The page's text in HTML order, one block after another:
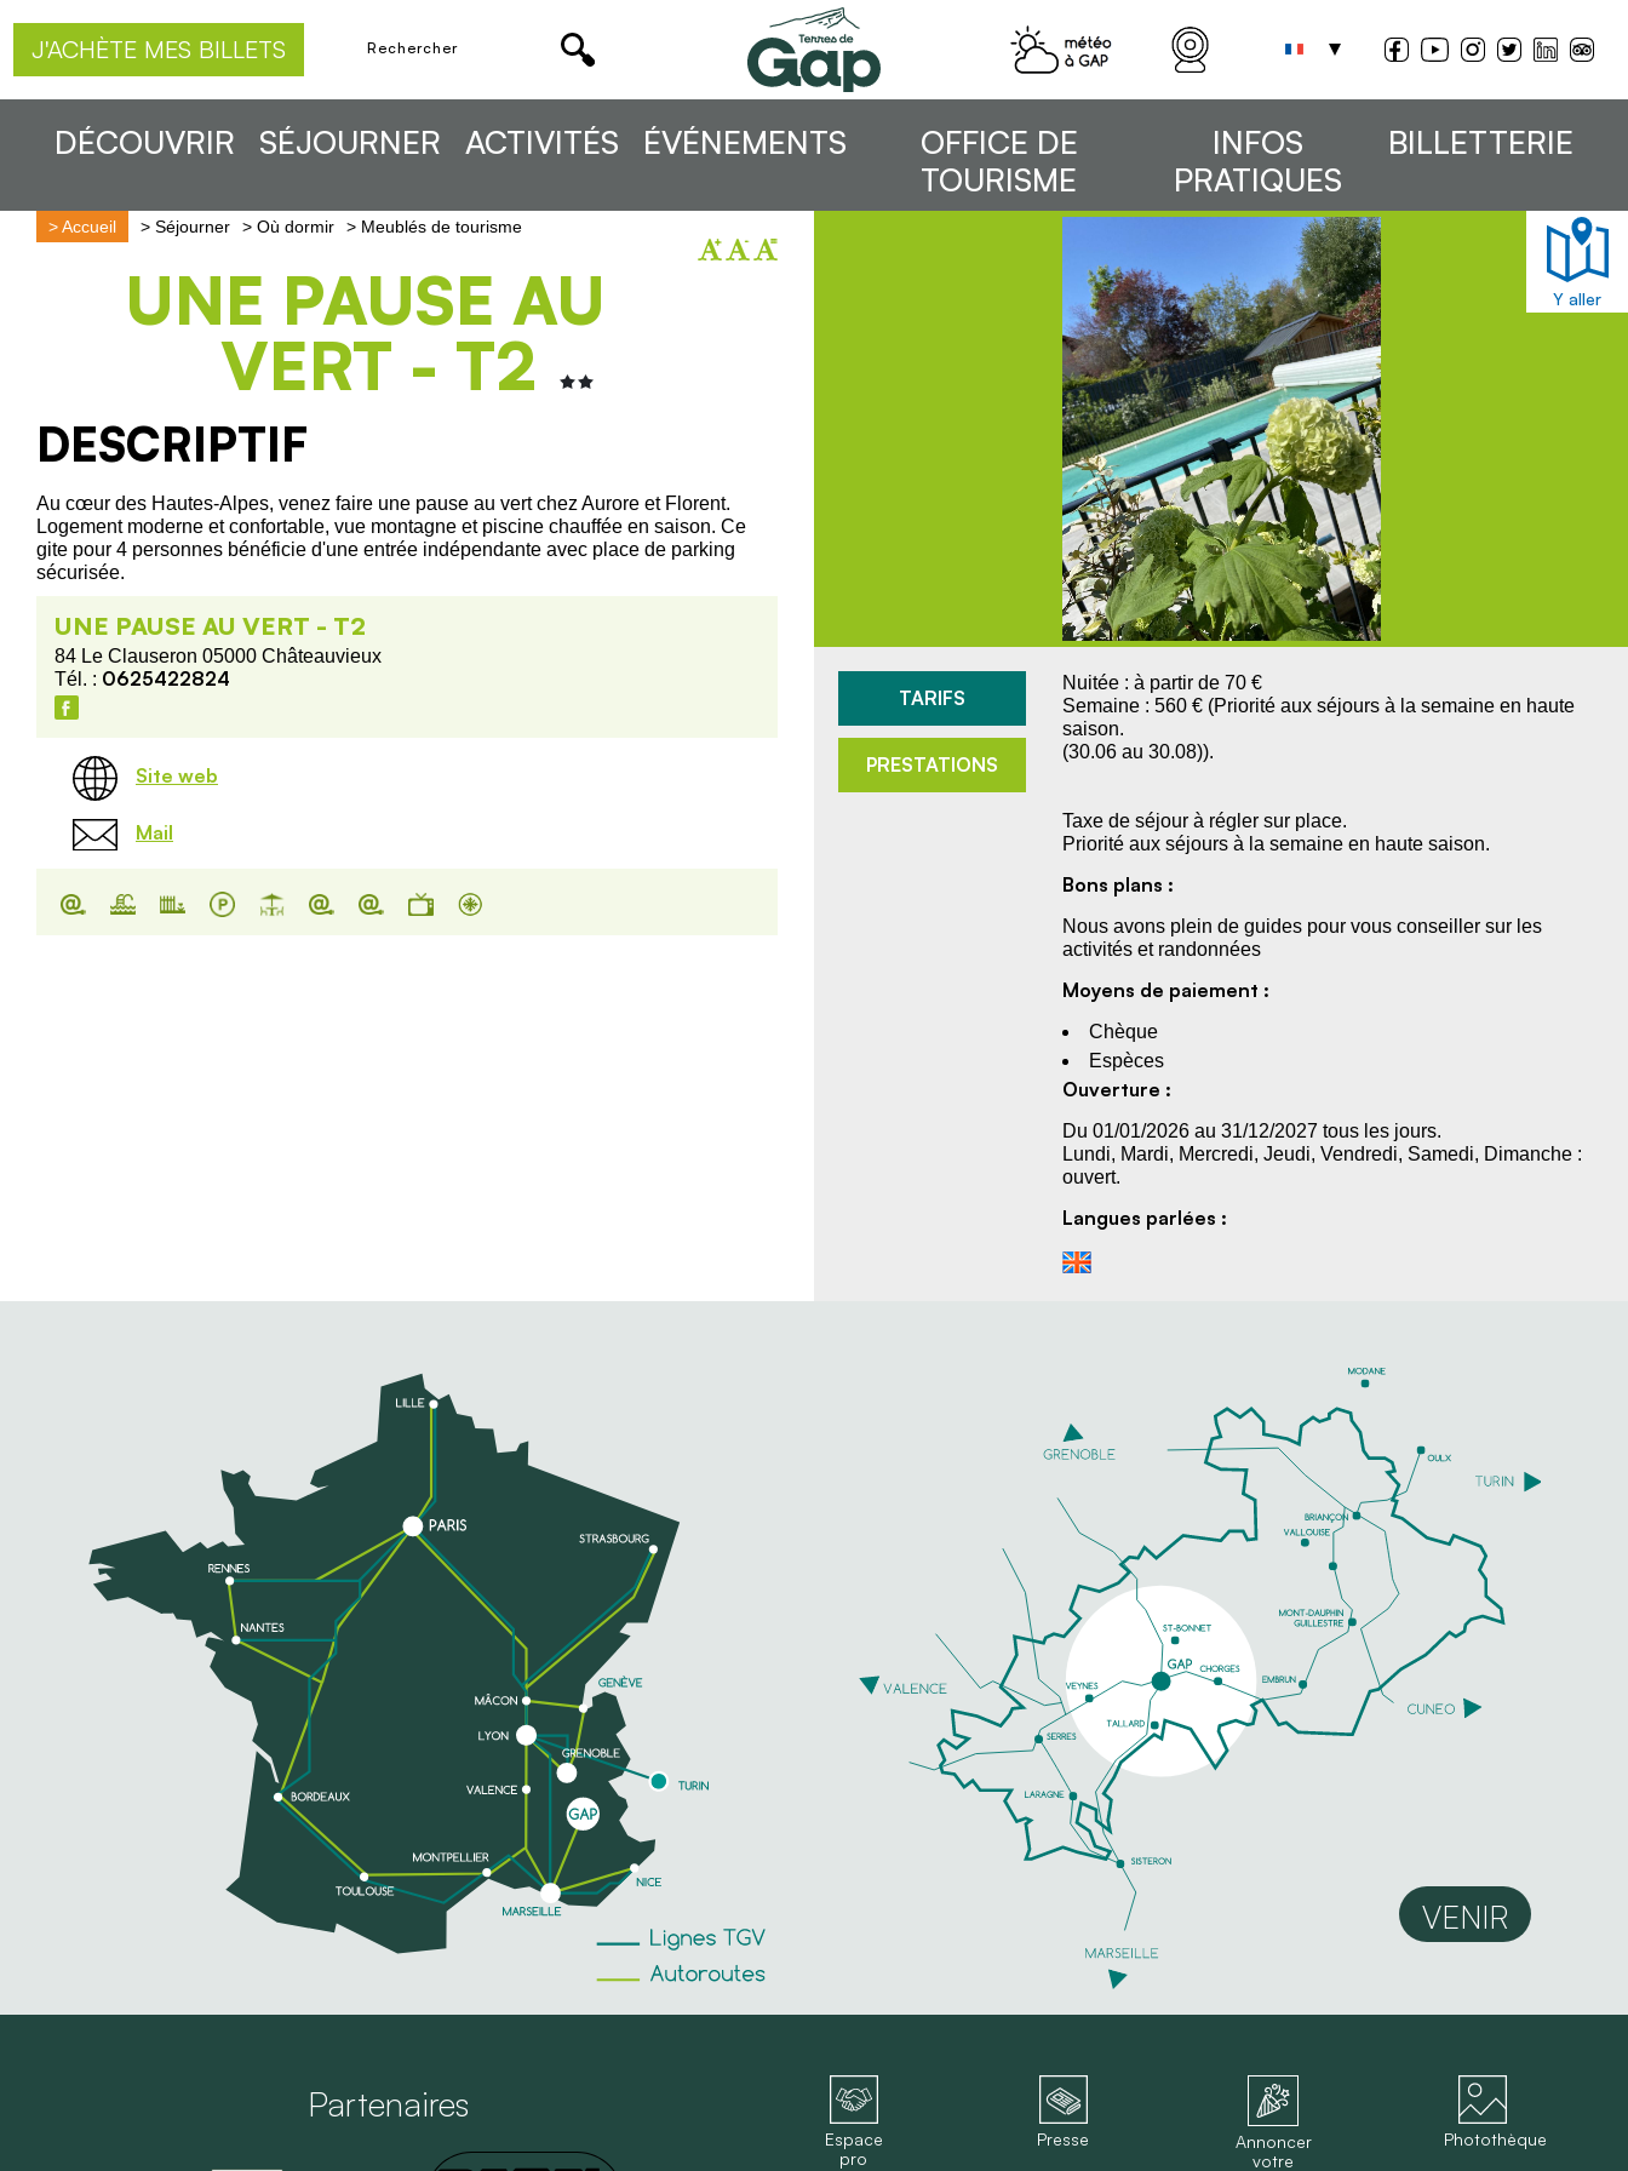
J'ACHÈTE MES BILLETS
DÉCOUVRIR SÉJOURNER ACTIVITÉS ÉVÉNEMENTS
OFFICE DE
TOURISME
INFOS
PRATIQUES
BILLETTERIE
>Accueil > Séjourner > Où dormir > Meublés de tourisme
UNE PAUSE AU
VERT - T2
DESCRIPTIF
Au cœur des Hautes-Alpes, venez faire une pause au vert chez Aurore et Florent.
Logement moderne et confortable, vue montagne et piscine chauffée en saison. Ce
gite pour 4 personnes bénéficie d'une entrée indépendante avec place de parking
sécurisée.
UNE PAUSE AU VERT - T2
84 Le Clauseron 05000 Châteauvieux
Tél. : 0625422824
Site web
Mail
Y aller
TARIFS
PRESTATIONS
Nuitée : à partir de 70 €
Semaine : 560 € (Priorité aux séjours à la semaine en haute
saison.
(30.06 au 30.08)).
Taxe de séjour à régler sur place.
Priorité aux séjours à la semaine en haute saison.
Bons plans :
Nous avons plein de guides pour vous conseiller sur les
activités et randonnées
Moyens de paiement :
Chèque
Espèces
Ouverture :
Du 01/01/2026 au 31/12/2027 tous les jours.
Lundi, Mardi, Mercredi, Jeudi, Vendredi, Samedi, Dimanche :
ouvert.
Langues parlées :
VENIR
Partenaires
Espace
pro
Presse
Annoncer
votre
Photothèque